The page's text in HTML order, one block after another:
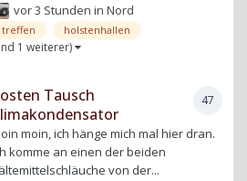
vor 3 Stunden inNord
treffen holstenhallen
1 weiterer)
47
Tausch
moin, ich hänge mich mal hier dran.
komme an einen der beiden
von der...